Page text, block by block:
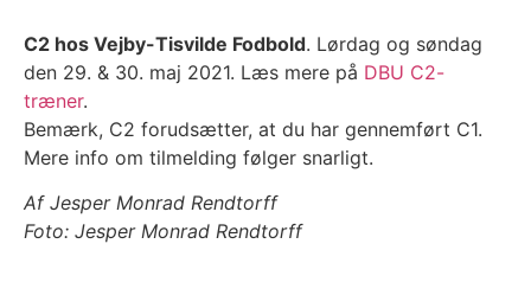
C2 hos Vejby-Tisvilde Fodbold. Lørdag og søndag
den 29. & 30. maj 2021. Læs mere på DBU C2-
træner.
Bemærk, C2 forudsætter, at du har gennemført C1.
Mere info om tilmelding følger snarligt.
Af Jesper Monrad Rendtorff
Foto: Jesper Monrad Rendtorff